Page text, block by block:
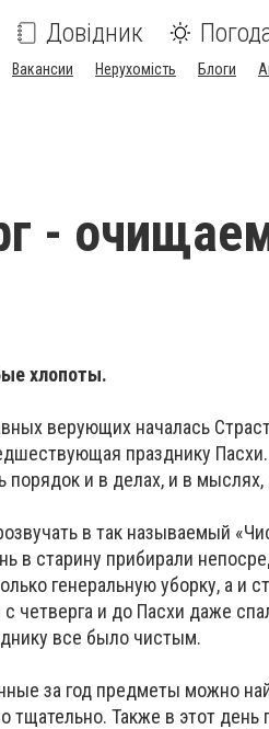
Довідник
Вакансии Нерухомість Блоги
-
хлопоты.
верующих началась
празднику
порядок и в делах, и в
в так называемый
в старину прибирали
генеральную уборку, а и
четверга и до Пасхи даже
все было чистым.
за год предметы можно
тщательно. Также в этот день